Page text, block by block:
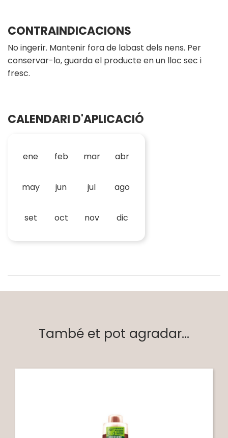
CONTRAINDICACIONS
No ingerir. Mantenir fora de labast dels nens. Per
conservar-lo, guarda el producte en un lloc sec i
fresc.
CALENDARI D'APLICACIÓ
ene feb mar abr
may jun jul ago
set oct nov dic
També et pot agradar...